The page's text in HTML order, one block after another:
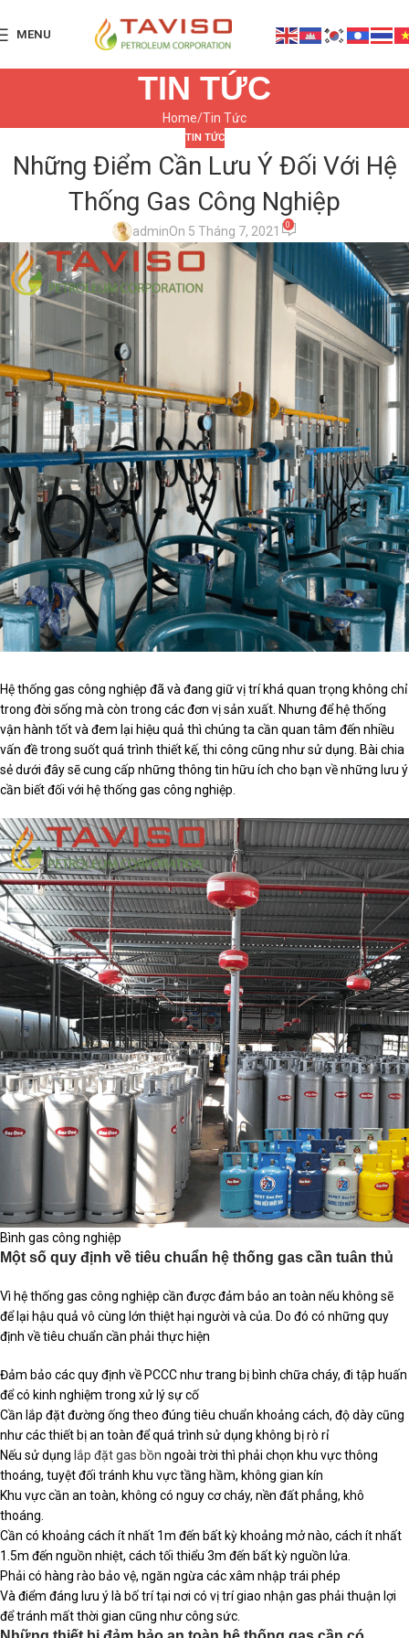
MENU
TIN TỨC
Home Tin Tức
TIN TỨC
Những Điểm Cần Lưu Ý Đối Với Hệ
Thống Gas Công Nghiệp
adminOn 5 Tháng 7, 2021 0
Hệ thống gas công nghiệp đã và đang giữ vị trí khá quan trọng không chỉ
trong đời sống mà còn trong các đơn vị sản xuất. Nhưng để hệ thống
vận hành tốt và đem lại hiệu quả thì chúng ta cần quan tâm đến nhiều
vấn đề trong suốt quá trình thiết kế, thi công cũng như sử dụng. Bài chia
sẻ dưới đây sẽ cung cấp những thông tin hữu ích cho bạn về những lưu ý
cần biết đối với hệ thống gas công nghiệp.
Bình gas công nghiệp
Một số quy định về tiêu chuẩn hệ thống gas cần tuân thủ
Vì hệ thống gas công nghiệp cần được đảm bảo an toàn nếu không sẽ
để lại hậu quả vô cùng lớn thiệt hại người và của. Do đó có những quy
định về tiêu chuẩn cần phải thực hiện
Đảm bảo các quy định về PCCC như trang bị bình chữa cháy, đi tập huấn
để có kinh nghiệm trong xử lý sự cố
Cần lắp đặt đường ống theo đúng tiêu chuẩn khoảng cách, độ dày cũng
như các thiết bị an toàn để quá trình sử dụng không bị rò rỉ
Nếu sử dụng lắp đặt gas bồn ngoài trời thì phải chọn khu vực thông
thoáng, tuyệt đối tránh khu vực tầng hầm, không gian kín
Khu vực cần an toàn, không có nguy cơ cháy, nền đất phẳng, khô
thoáng.
Cần có khoảng cách ít nhất 1m đến bất kỳ khoảng mở nào, cách ít nhất
1.5m đến nguồn nhiệt, cách tối thiểu 3m đến bất kỳ nguồn lửa.
Phải có hàng rào bảo vệ, ngăn ngừa các xâm nhập trái phép
Và điểm đáng lưu ý là bố trí tại nơi có vị trí giao nhận gas phải thuận lợi
để tránh mất thời gian cũng như công sức.